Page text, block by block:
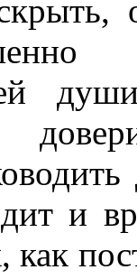
и
как